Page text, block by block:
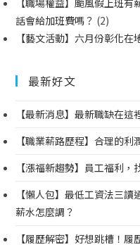
【職場權益】颱風假上班
話會給加班費嗎？ (2)
【藝文活動】六月份彰化
最新好文
【最新消息】最新職缺在
【職業薪路歷程】合理的
【漲福新趨勢】員工福利，
【懶人包】最低工資法三
薪水怎麼調？
【履歷解密】好想跳槽！